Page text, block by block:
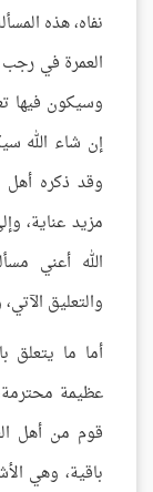
نفاه، هذه
العمرة في
وسيكون فيها
إن شاء الله
وقد ذكره أهل
مزيد عناية،
الله أعني
والتعليق
أما ما يتعلق
عظيمة
قوم من أهل
باقية، وهي